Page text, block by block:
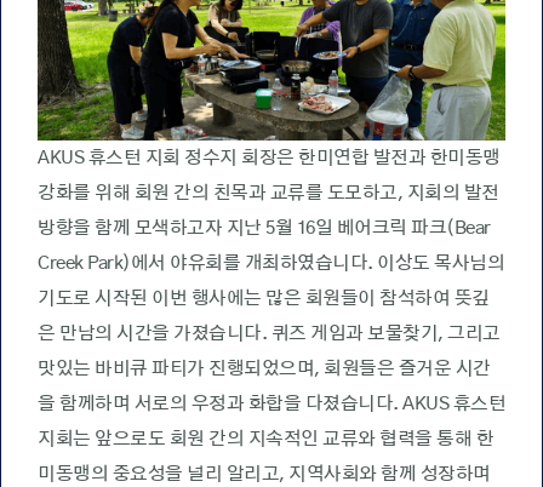
AKUS 휴스턴 지회 정수지 회장은 한미연합 발전과 한미동맹
강화를 위해 회원 간의 친목과 교류를 도모하고, 지회의 발전
방향을 함께 모색하고자 지난 5월 16일 베어크릭 파크(Bear
Creek Park)에서 야유회를 개최하였습니다. 이상도 목사님의
기도로 시작된 이번 행사에는 많은 회원들이 참석하여 뜻깊
은 만남의 시간을 가졌습니다. 퀴즈 게임과 보물찾기, 그리고
맛있는 바비큐 파티가 진행되었으며, 회원들은 즐거운 시간
을 함께하며 서로의 우정과 화합을 다졌습니다. AKUS 휴스턴
지회는 앞으로도 회원 간의 지속적인 교류와 협력을 통해 한
미동맹의 중요성을 널리 알리고, 지역사회와 함께 성장하며